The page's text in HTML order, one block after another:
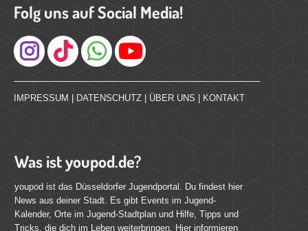
Folg uns auf Social Media!
Instagram
IMPRESSUM | DATENSCHUTZ | ÜBER UNS | KONTAKT
Was ist youpod.de?
youpod ist das Düsseldorfer Jugendportal. Du findest hier
News aus deiner Stadt. Es gibt Events im Jugend-
Kalender, Orte im Jugend-Stadtplan und Hilfe, Tipps und
Tricks, die dich im Leben weiterbringen. Hier informieren